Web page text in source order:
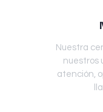
Nuestra
nuestros
atención,